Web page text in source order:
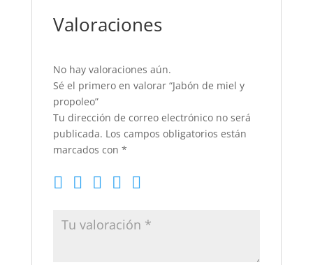
Valoraciones
No hay valoraciones aún.
Sé el primero en valorar “Jabón de miel y
propoleo”
Tu dirección de correo electrónico no será
publicada. Los campos obligatorios están
marcados con *